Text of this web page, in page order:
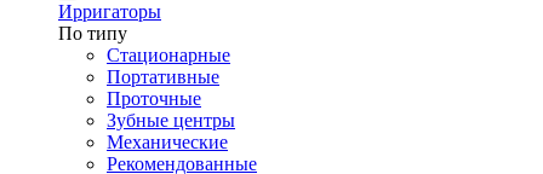
Ирригаторы
По типу
Стационарные
Портативные
Проточные
Зубные центры
Механические
Рекомендованные